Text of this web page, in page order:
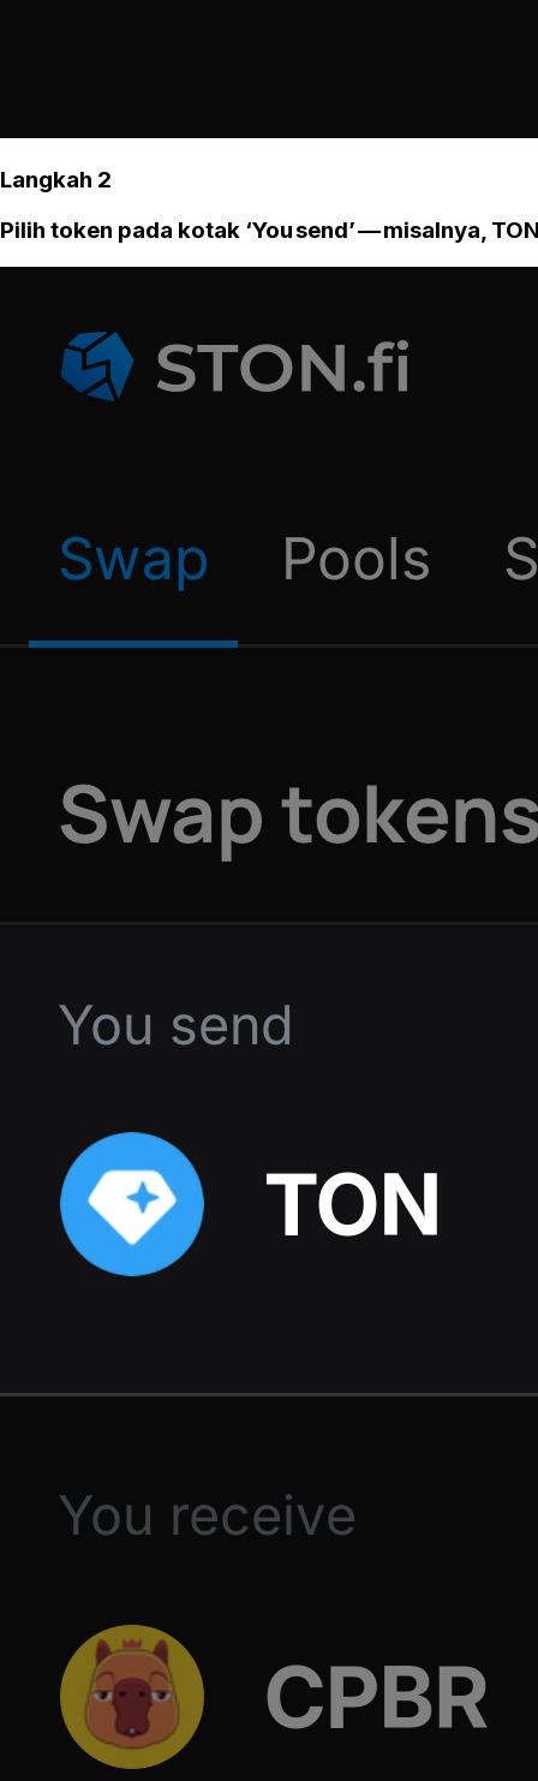
Langkah 2
Pilih token pada kotak ‘You send’ — misalnya,